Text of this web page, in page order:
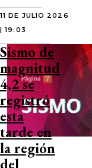
11 DE JULIO 2026
| 19:03
Sismo de
magnitud
4,2 se
registró
esta
tarde en
la región
del